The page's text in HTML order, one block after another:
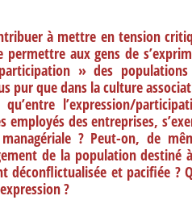
à mettre en tension
aux gens de
» des populations
pur que dans la culture
l’expression/
des entreprises,
? Peut-on, de
de la population destiné
déconflictualisée et pacifiée ?
?